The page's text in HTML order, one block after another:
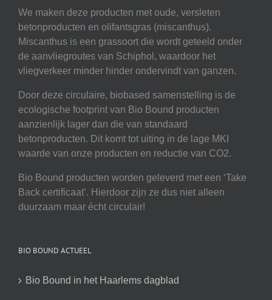
We maken deze producten met oude, versleten
betonproducten en olifantsgras (miscanthus).
Miscanthus is een grassoort die wordt geteeld onder
de aanvliegroutes van Schiphol, waardoor het
vliegverkeer minder hinder ondervindt van ganzen.
Door deze circulaire, biobased samenstelling is de
ecologische footprint van Bio Bound producten
aanzienlijk lager dan die van standaard
betonproducten. Dit komt tot uiting in de lage MKI
waarde van onze producten en reductie van CO2.
Bio Bound producten worden geleverd met een ‘Take
Back certificaat’. Hierdoor zijn ze dus niet alleen
duurzaam maar écht circulair!
BIO BOUND ACTUEEL
Bio Bound in het Haarlems dagblad